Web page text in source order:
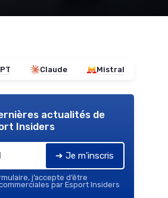
Claude Mistral
actualités de
Insiders
➔ Je m'inscris
j’accepte d’être
par Esport Insiders